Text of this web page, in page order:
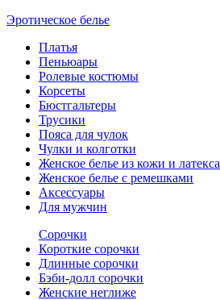
Эротическое белье
Платья
Пеньюары
Ролевые костюмы
Корсеты
Бюстгальтеры
Трусики
Пояса для чулок
Чулки и колготки
Женское белье из кожи и латекса
Женское белье с ремешками
Аксессуары
Для мужчин
Сорочки
Короткие сорочки
Длинные сорочки
Бэби-долл сорочки
Женские неглиже